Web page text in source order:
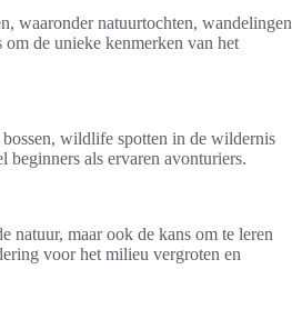
waaronder natuurtochten, wandelingen
de unieke kenmerken van het
wildlife spotten in de wildernis
als ervaren avonturiers.
natuur, maar ook de kans om te leren
voor het milieu vergroten en